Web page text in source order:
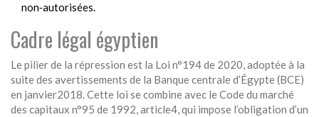
non‑autorisées.
Cadre légal égyptien
Le pilier de la répression est la Loi n°194 de 2020, adoptée à la
suite des avertissements de la Banque centrale d’Égypte (BCE)
en janvier2018. Cette loi se combine avec leCode du marché
des capitaux n°95 de 1992, article4, qui impose l’obligation d’un